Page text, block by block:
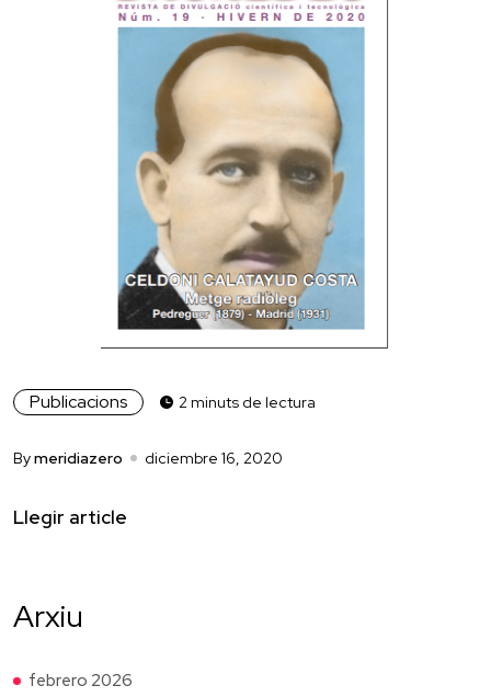
Publicacions 2 minuts de lectura
Bymeridiazero diciembre 16, 2020
Llegir article
Arxiu
febrero 2026